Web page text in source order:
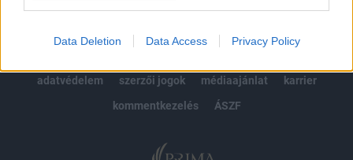
Data Deletion Data Access Privacy Policy
adatvédelem
szerzői jogok médiaajánlat
karrier
kommentkezelés
ÁSZF